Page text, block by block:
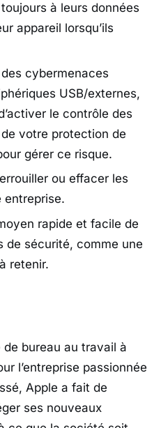
à leurs données
appareil lorsqu’ils
cybermenaces
USB/externes,
le contrôle des
votre protection de
gérer ce risque.
ou effacer les
entreprise.
rapide et facile de
de sécurité, comme une
retenir.
bureau au travail à
l’entreprise passionnée
Apple a fait de
ses nouveaux